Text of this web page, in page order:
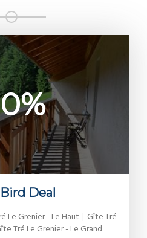
Deal
Le Grenier - Le Haut | Gîte Tré
Tré Le Grenier - Le Grand